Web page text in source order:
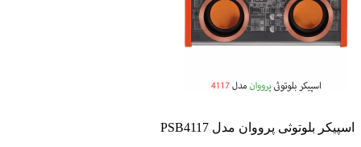
اسپیکر بلوتوثی پرووان مدل PSB4117